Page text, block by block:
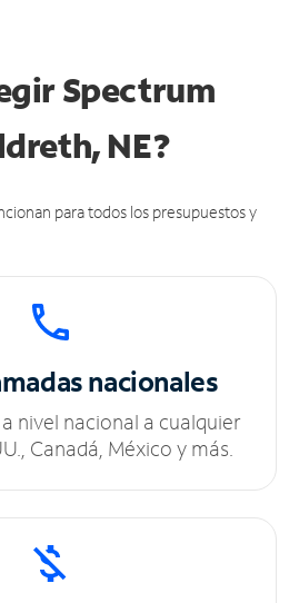
Spectrum
NE?
para todos los presupuestos y
nacionales
nivel nacional a cualquier
Canadá, México y más.